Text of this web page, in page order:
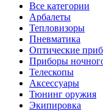
Все категории
Арбалеты
Тепловизоры
Пневматика
Оптические
Приборы
Телескопы
Аксессуары
Тюнинг оружия
Экипировка